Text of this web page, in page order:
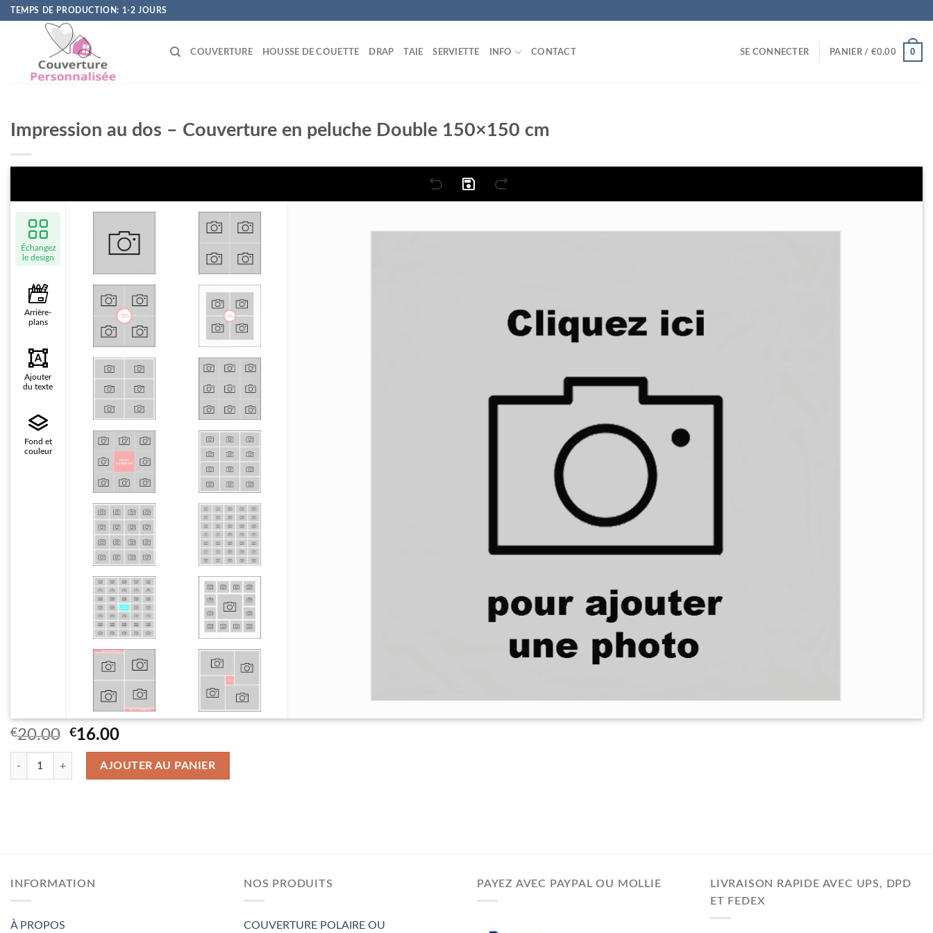
SkipTEMPS DE PRODUCTION: 1-2 JOURS
COUVERTURE HOUSSE DE COUETTE DRAP TAIE SERVIETTE INFO CONTACT SE CONNECTER PANIER / €0.00 0
Impression au dos – Couverture en peluche Double 150×150 cm
Échangez
le design
Arrière-
plans
Ajouter
du texte
Fond et
couleur
€20.00 Le
prix
initial
était :
€16.00Le
prix
actuel
est :
quantité de Impression au dos – Couverture en peluche Double 150×150 cm
AJOUTER AU PANIER
INFORMATION
À PROPOS
NOS PRODUITS
COUVERTURE POLAIRE OU
PAYEZ AVEC PAYPAL OU MOLLIE
LIVRAISON RAPIDE AVEC UPS, DPD
ET FEDEX